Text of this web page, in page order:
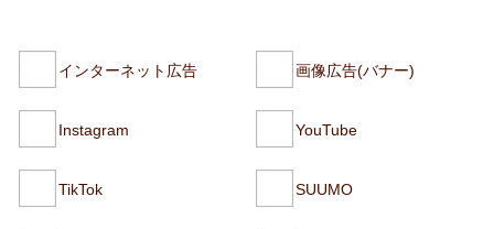
インターネット広告 画像広告(バナー)
Instagram YouTube
TikTok SUUMO